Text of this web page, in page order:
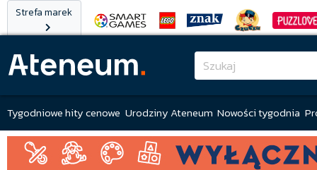
Strefa marek
Tygodniowe hity cenowe Urodziny Ateneum Nowości tygodnia